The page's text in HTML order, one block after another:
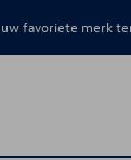
favoriete merk